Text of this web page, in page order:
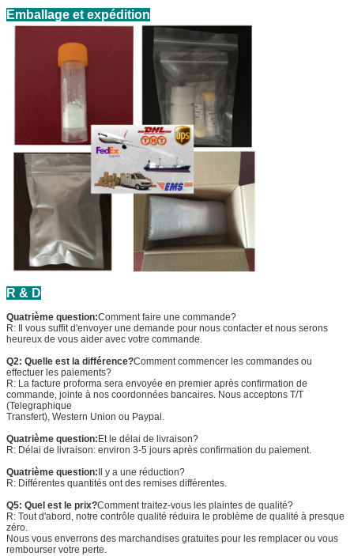
Emballage et expédition
R & D
Quatrième question:Comment faire une commande?
R: Il vous suffit d'envoyer une demande pour nous contacter et nous serons
heureux de vous aider avec votre commande.
Q2: Quelle est la différence?Comment commencer les commandes ou
effectuer les paiements?
R: La facture proforma sera envoyée en premier après confirmation de
commande, jointe à nos coordonnées bancaires. Nous acceptons T/T
(Telegraphique
Transfert), Western Union ou Paypal.
Quatrième question:Et le délai de livraison?
R: Délai de livraison: environ 3-5 jours après confirmation du paiement.
Quatrième question:Il y a une réduction?
R: Différentes quantités ont des remises différentes.
Q5: Quel est le prix?Comment traitez-vous les plaintes de qualité?
R: Tout d'abord, notre contrôle qualité réduira le problème de qualité à presque
zéro.
Nous vous enverrons des marchandises gratuites pour les remplacer ou vous
rembourser votre perte.